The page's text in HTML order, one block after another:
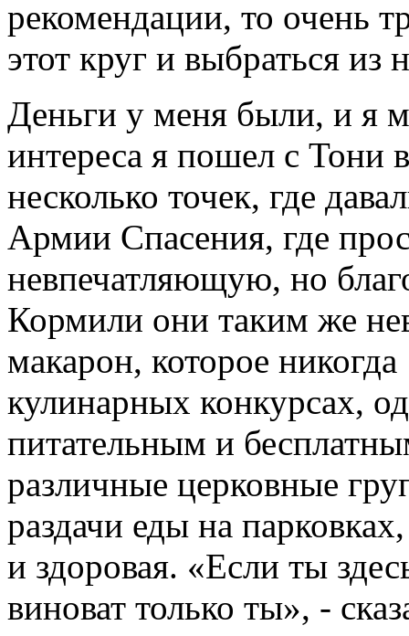
рекомендации, то очень
этот круг и выбраться из
Деньги у меня были, и я
интереса я пошел с Тони
несколько точек, где
Армии Спасения, где
невпечатляющую, но
Кормили они таким же
макарон, которое
кулинарных конкурсах,
питательным и
различные церковные
раздачи еды на
и здоровая. «Если ты
виноват только ты», -